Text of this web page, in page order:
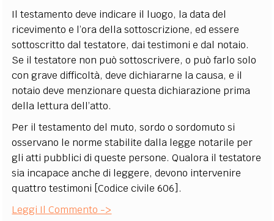
Il testamento deve indicare il luogo, la data del
ricevimento e l’ora della sottoscrizione, ed essere
sottoscritto dal testatore, dai testimoni e dal notaio.
Se il testatore non può sottoscrivere, o può farlo solo
con grave difficoltà, deve dichiararne la causa, e il
notaio deve menzionare questa dichiarazione prima
della lettura dell’atto.
Per il testamento del muto, sordo o sordomuto si
osservano le norme stabilite dalla legge notarile per
gli atti pubblici di queste persone. Qualora il testatore
sia incapace anche di leggere, devono intervenire
quattro testimoni [Codice civile 606].
Leggi Il Commento ->